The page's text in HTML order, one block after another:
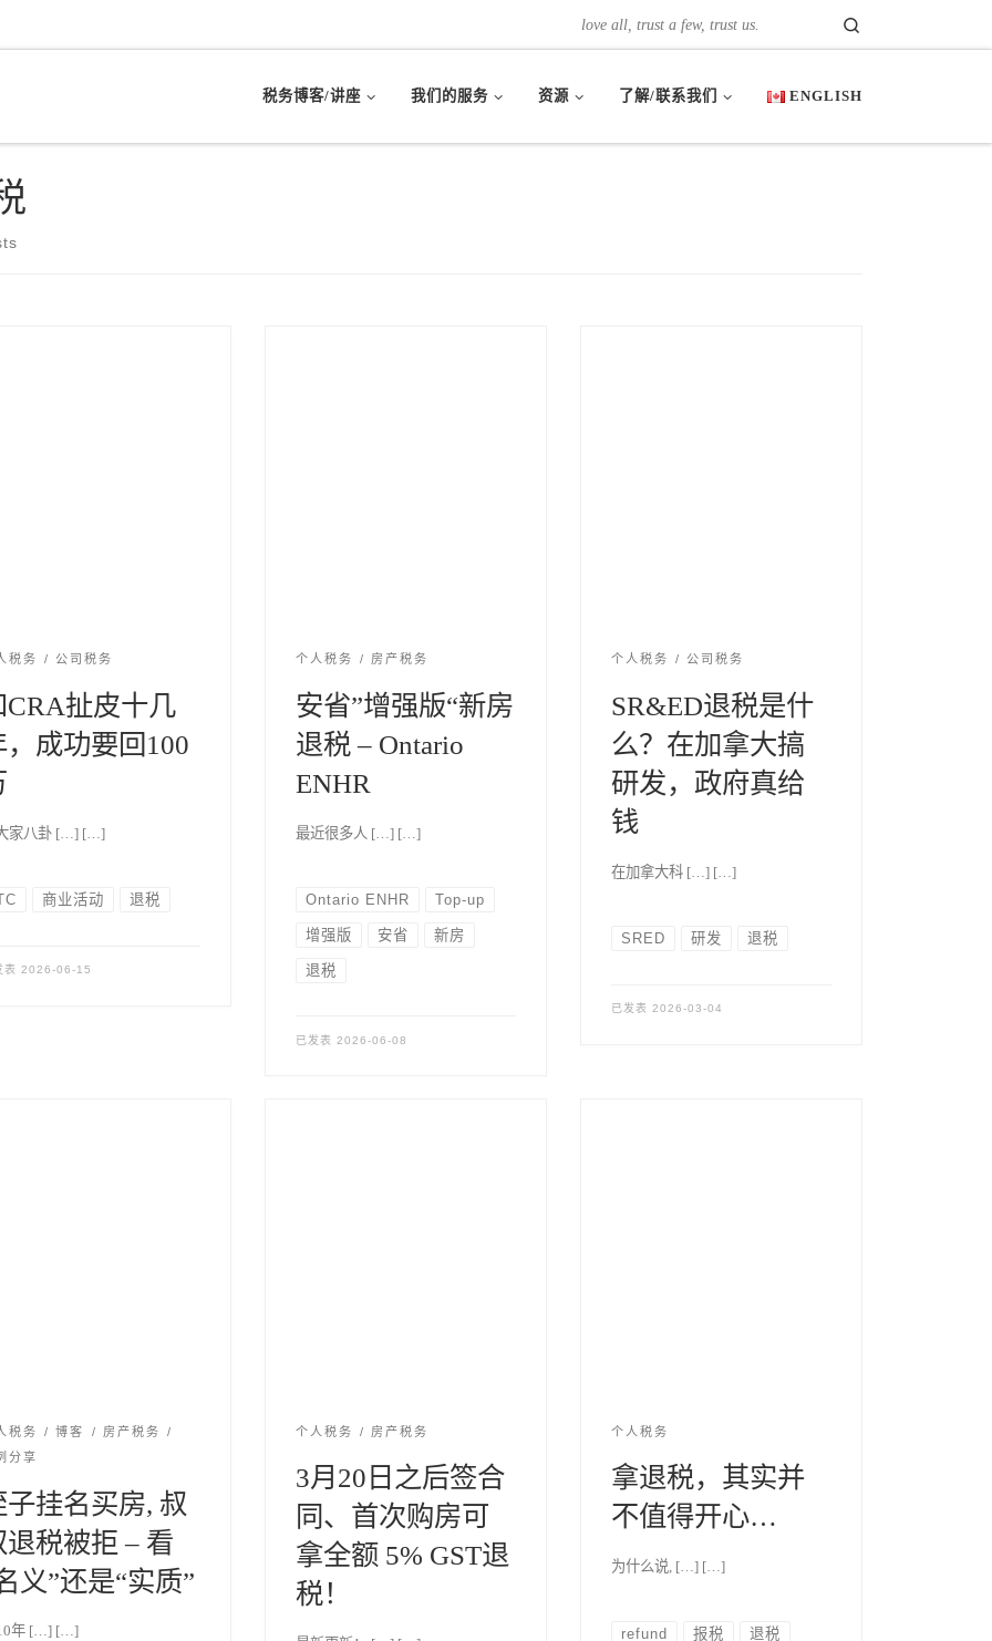
love all, trust a few, trust us.
税务博客/讲座 我们的服务 资源 了解/联系我们 ENGLISH
税务 公司税务
CRA扯皮十几
，成功要回100
家八卦 […] […]
商业活动 退税
表 2026-06-15
个人税务 房产税务
安省”增强版“新房
退税 – Ontario
ENHR
最近很多人 […] […]
Ontario ENHR Top-up
增强版 安省 新房
退税
已发表 2026-06-08
个人税务 公司税务
SR&ED退税是什
么？在加拿大搞
研发，政府真给
钱
在加拿大科 […] […]
SRED 研发 退税
已发表 2026-03-04
税务 博客
房产税务
分享
子挂名买房, 叔
退税被拒 – 看
义”还是“实质”
年 […] […]
个人税务 房产税务
3月20日之后签合
同、首次购房可
拿全额 5% GST退
税！
个人税务
拿退税，其实并
不值得开心…
为什么说, […] […]
refund 报税 退税